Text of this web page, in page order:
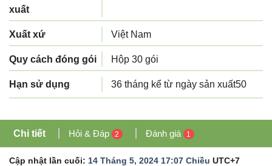
xuất
Xuất xứ Việt Nam
Quy cách đóng gói Hộp 30 gói
Hạn sử dụng 36 tháng kể từ ngày sản xuất50
Chi tiết Hỏi & Đáp 2 Đánh giá 1
Cập nhật lần cuối: 14 Tháng 5, 2024 17:07 Chiều UTC+7